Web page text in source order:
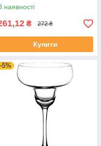
наявності
₴ 272 ₴
Купити